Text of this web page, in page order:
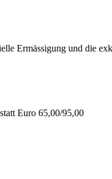
Ermässigung und die
Euro 65,00/95,00